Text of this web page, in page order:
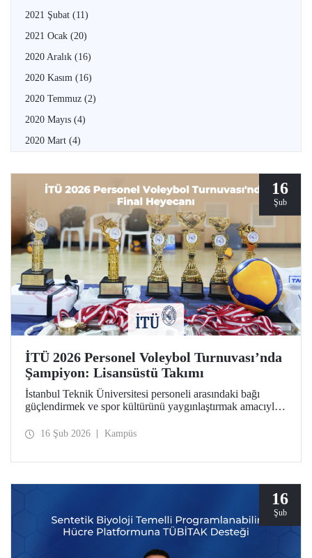
2021 Şubat (11)
2021 Ocak (20)
2020 Aralık (16)
2020 Kasım (16)
2020 Temmuz (2)
2020 Mayıs (4)
2020 Mart (4)
16
Şub
İTÜ 2026 Personel Voleybol Turnuvası’nda
Şampiyon: Lisansüstü Takımı
İstanbul Teknik Üniversitesi personeli arasındaki bağı
güçlendirmek ve spor kültürünü yaygınlaştırmak amacıyla
heyecan dolu bir finalle sona erdi.
16 Şub 2026 Kampüs
16
Şub